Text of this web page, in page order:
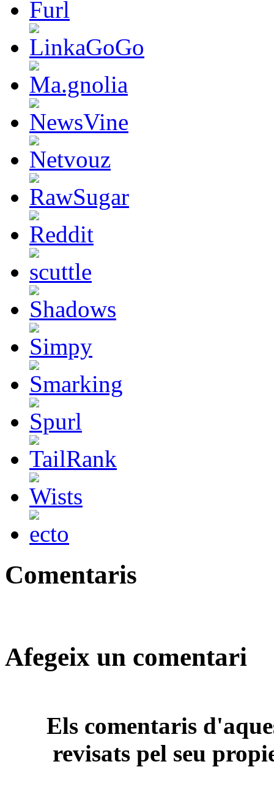
Comentaris
Afegeix un comentari
Els comentaris
revisats pel seu